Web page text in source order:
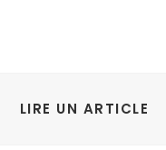
LIRE UN ARTICLE